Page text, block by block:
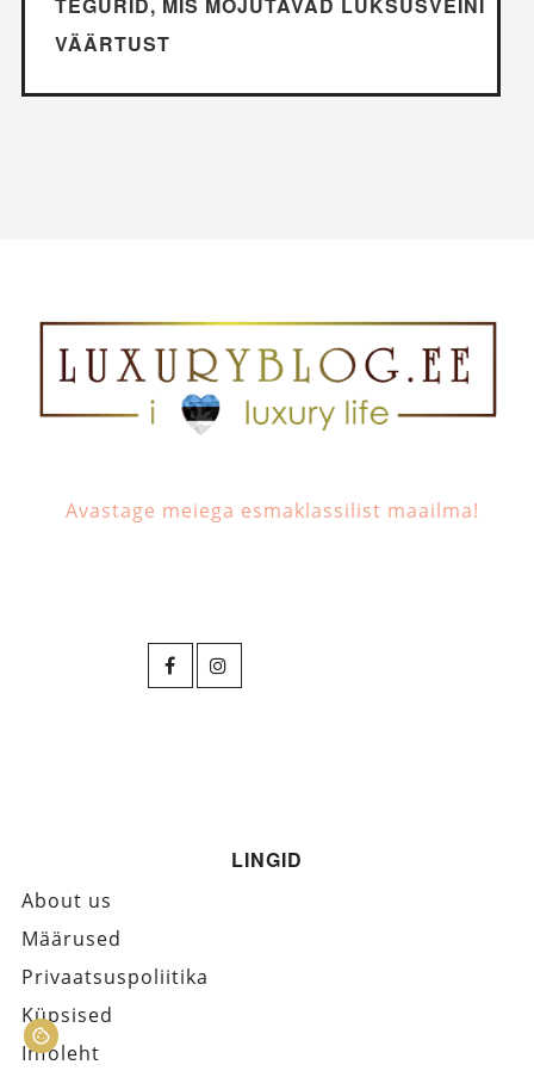
VÄÄRTUST
Avastage meiega esmaklassilist maailma!
LINGID
About us
Määrused
Privaatsuspoliitika
Küpsised
Infoleht